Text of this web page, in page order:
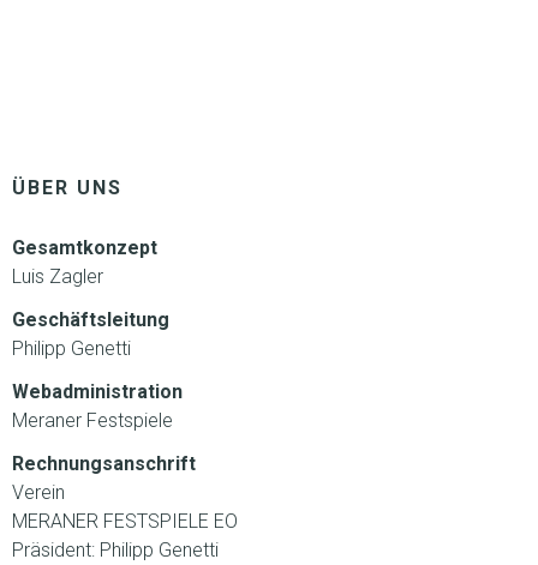
ÜBER UNS
Gesamtkonzept
Luis Zagler
Geschäftsleitung
Philipp Genetti
Webadministration
Meraner Festspiele
Rechnungsanschrift
Verein
MERANER FESTSPIELE EO
Präsident: Philipp Genetti